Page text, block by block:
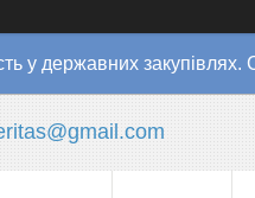
у державних